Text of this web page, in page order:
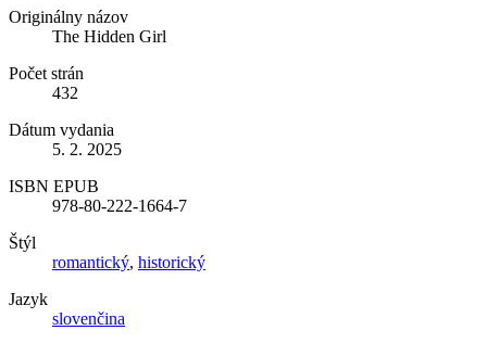
Originálny názov
The Hidden Girl
Počet strán
432
Dátum vydania
5. 2. 2025
ISBN EPUB
978-80-222-1664-7
Štýl
romantický, historický
Jazyk
slovenčina